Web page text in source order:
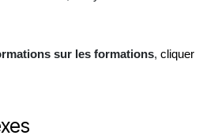
sur les formations, cliquer